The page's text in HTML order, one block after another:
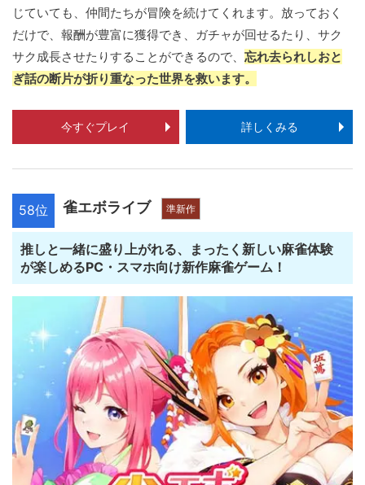
じていても、仲間たちが冒険を続けてくれます。放っておく
だけで、報酬が豊富に獲得でき、ガチャが回せるたり、サク
サク成長させたりすることができるので、 忘れ去られしおと
ぎ話の断片が折り重なった世界を救います。
今すぐプレイ 詳しくみる
58位 雀エボライブ 準新作
推しと一緒に盛り上がれる、まったく新しい麻雀体験
が楽しめるPC・スマホ向け新作麻雀ゲーム！